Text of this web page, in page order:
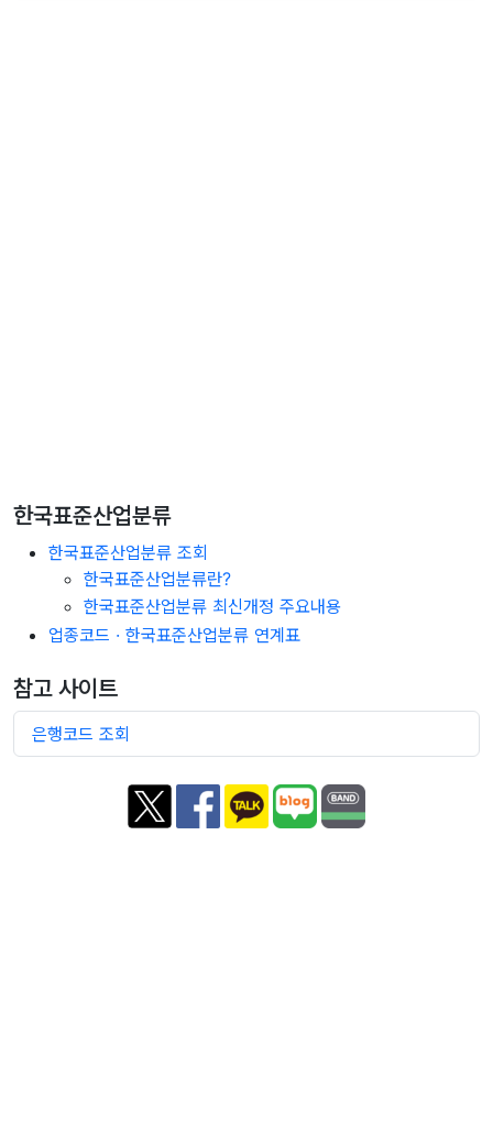
한국표준산업분류
한국표준산업분류 조회
한국표준산업분류란?
한국표준산업분류 최신개정 주요내용
업종코드 · 한국표준산업분류 연계표
참고 사이트
은행코드 조회